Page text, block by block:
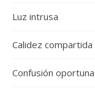
Luz intrusa
Calidez compartida
Confusión oportuna